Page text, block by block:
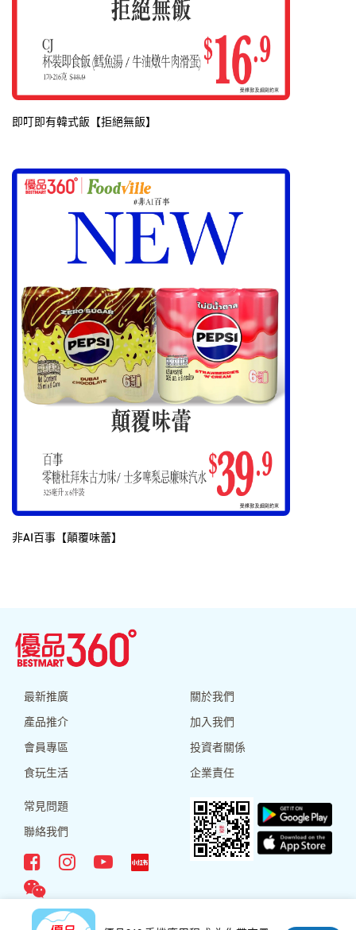
即叮即有韓式飯【拒絕無飯】
非AI百事【顛覆味蕾】
最新推廣
產品推介
會員專區
食玩生活
關於我們
加入我們
投資者關係
企業責任
常見問題
聯絡我們